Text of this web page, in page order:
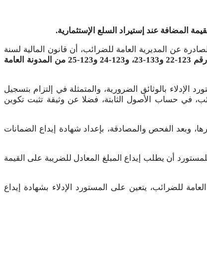
المضافة عند إستيراد السلع الإستثمارية.
عن المديرية العامة للضرائب، أن قانون المالية لسنة
المواد رقم 123-22 و133-23، و123-24 و123-25 من المدونة العامة
الإدلاء بالوثائق الضرورية، والمتمثلة في إلتزام بتسجيل
في الخصم المنصوص عليه في المادة 101 من المدونة العامة للضرائب، في حساب الأصول الثابتة، فضلا عن وثيقة تثبت تكوين
وبعد الفحص والمصادقة، بإعداد شهادة إيداع الضمانات
أن يطلب إيداع المبلغ المعادل للضريبة على القيمة
للضرائب، يتعين على المستورد الإدلاء بشهادة إيداع